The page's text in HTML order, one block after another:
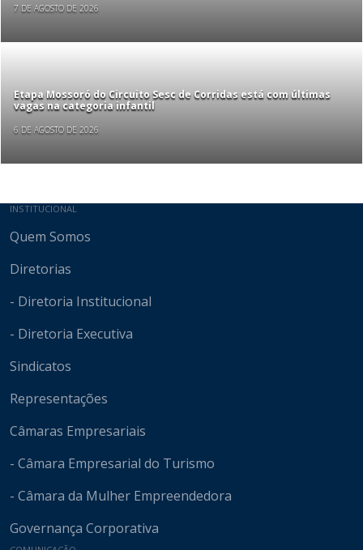
7 DE AGOSTO DE 2026
Etapa Mossoró do Circuito Sesc de Corridas está com últimas
vagas na categoria infantil
6 DE AGOSTO DE 2026
Mapa do site
INSTITUCIONAL
Quem Somos
Diretorias
- Diretoria Institucional
- Diretoria Executiva
Sindicatos
Representações
Câmaras Empresariais
- Câmara Empresarial do Turismo
- Câmara da Mulher Empreendedora
Governança Corporativa